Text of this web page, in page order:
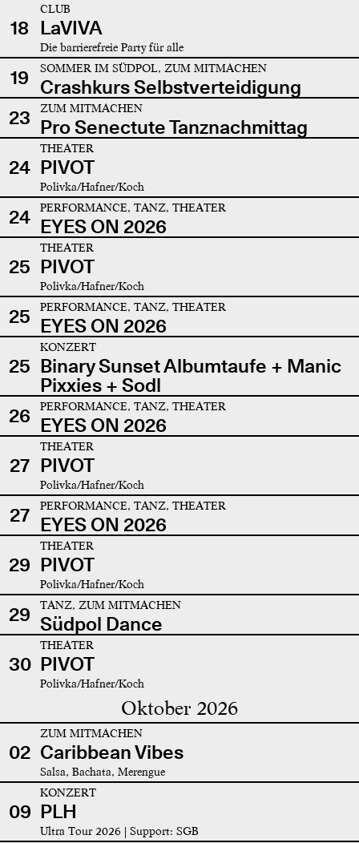
18
CLUB
LaVIVA
Die barrierefreie Party für alle
19 SOMMER IM SÜDPOL, ZUM MITMACHEN
Crashkurs Selbstverteidigung
23
ZUM MITMACHEN
Pro Senectute Tanznachmittag
24
THEATER
PIVOT
Polivka/Hafner/Koch
24 PERFORMANCE, TANZ, THEATER
EYES ON 2026
25
THEATER
PIVOT
Polivka/Hafner/Koch
25 PERFORMANCE, TANZ, THEATER
EYES ON 2026
25
KONZERT
Binary Sunset Albumtaufe + Manic
Pixxies + Sodl
26
PERFORMANCE, TANZ, THEATER
EYES ON 2026
27
THEATER
PIVOT
Polivka/Hafner/Koch
27 PERFORMANCE, TANZ, THEATER
EYES ON 2026
29
THEATER
PIVOT
Polivka/Hafner/Koch
29 TANZ, ZUM MITMACHEN
Südpol Dance
30
THEATER
PIVOT
Polivka/Hafner/Koch
Oktober 2026
02
ZUM MITMACHEN
Caribbean Vibes
Salsa, Bachata, Merengue
09
KONZERT
PLH
Ultra Tour 2026 | Support: SGB